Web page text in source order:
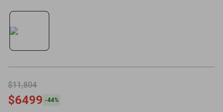
$11,804
$6499 -44%
salas
motoneta